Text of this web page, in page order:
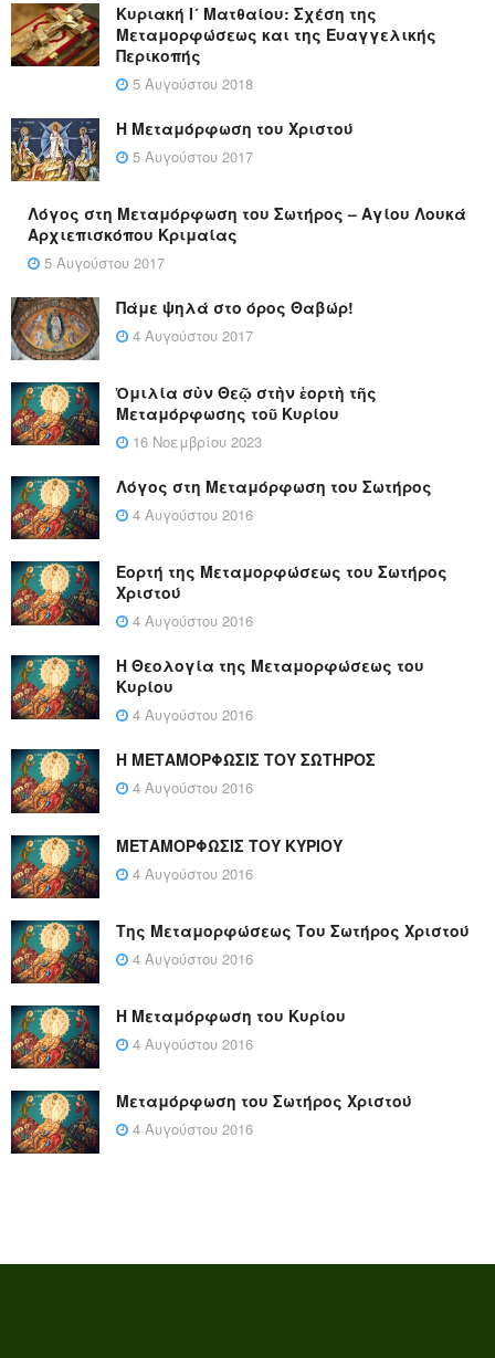
Κυριακή Ι´ Ματθαίου: Σχέση της
Μεταμορφώσεως και της Ευαγγελικής
Περικοπής
5 Αυγούστου 2018
Η Μεταμόρφωση του Χριστού
5 Αυγούστου 2017
Λόγος στη Μεταμόρφωση του Σωτήρος – Αγίου Λουκά
Αρχιεπισκόπου Κριμαίας
5 Αυγούστου 2017
Πάμε ψηλά στο όρος Θαβώρ!
4 Αυγούστου 2017
Ὁμιλία σὺν Θεῷ στὴν ἑορτὴ τῆς
Μεταμόρφωσης τοῦ Κυρίου
16 Νοεμβρίου 2023
Λόγος στη Μεταμόρφωση του Σωτήρος
4 Αυγούστου 2016
Εορτή της Μεταμορφώσεως του Σωτήρος
Χριστού
4 Αυγούστου 2016
Η Θεολογία της Μεταμορφώσεως του
Κυρίου
4 Αυγούστου 2016
Η ΜΕΤΑΜΟΡΦΩΣΙΣ ΤΟΥ ΣΩΤΗΡΟΣ
4 Αυγούστου 2016
ΜΕΤΑΜΟΡΦΩΣΙΣ ΤΟΥ ΚΥΡΙΟΥ
4 Αυγούστου 2016
Της Μεταμορφώσεως Του Σωτήρος Χριστού
4 Αυγούστου 2016
Η Μεταμόρφωση του Κυρίου
4 Αυγούστου 2016
Μεταμόρφωση του Σωτήρος Χριστού
4 Αυγούστου 2016